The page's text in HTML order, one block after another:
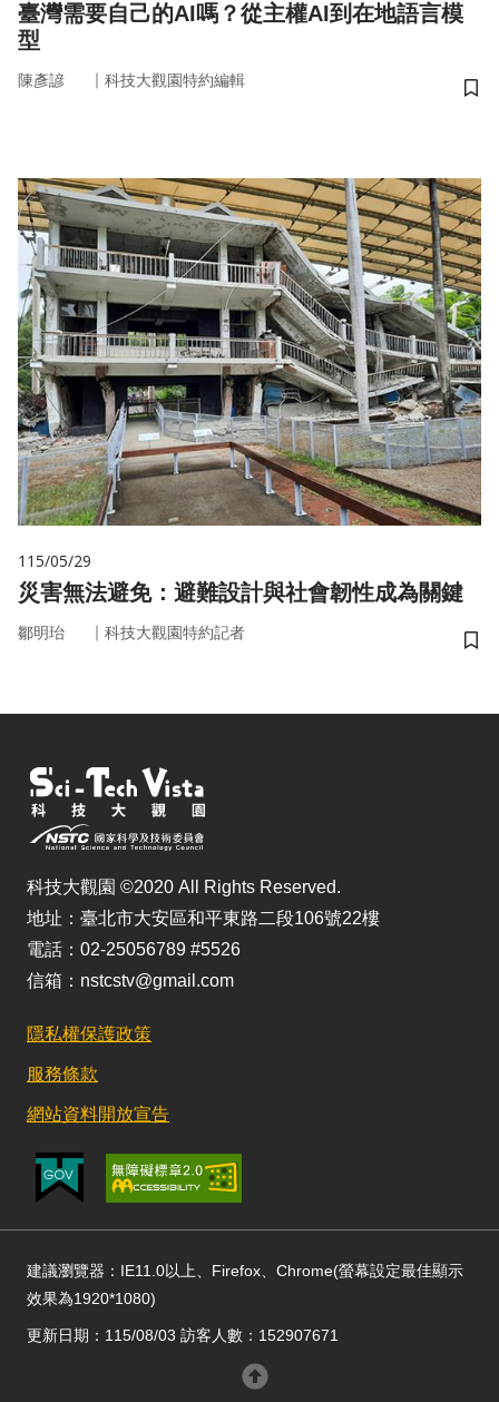
臺灣需要自己的AI嗎？從主權AI到在地語言模
型
陳彥諺 ｜ 科技大觀園特約編輯
儲
115/05/29
災害無法避免：避難設計與社會韌性成為關鍵
鄒明珆 ｜ 科技大觀園特約記者
儲
科技大觀園 ©2020 All Rights Reserved.
地址：臺北市大安區和平東路二段106號22樓
電話：02-25056789 #5526
信箱：nstcstv@gmail.com
隱私權保護政策
服務條款
網站資料開放宣告
建議瀏覽器：IE11.0以上、Firefox、Chrome(螢幕設定最佳顯示
效果為1920*1080)
更新日期：115/08/03 訪客人數：152907671
回頂部